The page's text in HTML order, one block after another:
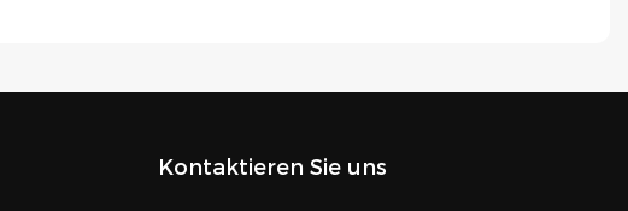
Kontaktieren Sie uns